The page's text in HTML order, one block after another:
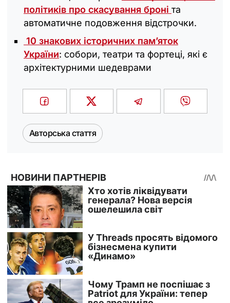
політиків про скасування броні та
автоматичне подовження відстрочки.
10 знакових історичних пам’яток
України: собори, театри та фортеці, які є
архітектурними шедеврами
Авторська стаття